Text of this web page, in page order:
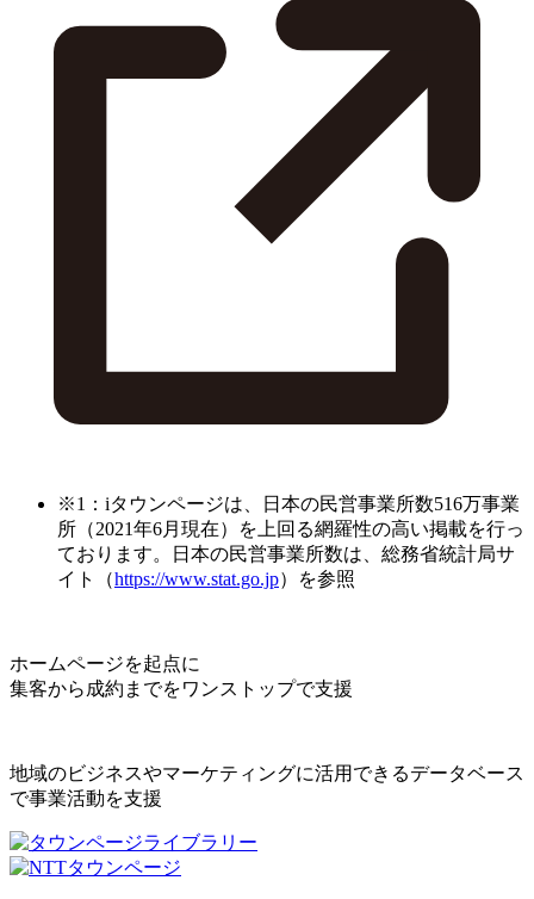
※1：iタウンページは、日本の民営事業所数516万事業
所（2021年6月現在）を上回る網羅性の高い掲載を行っ
ております。日本の民営事業所数は、総務省統計局サ
イト（https://www.stat.go.jp）を参照
ホームページを起点に
集客から成約までをワンストップで支援
地域のビジネスやマーケティングに活用できるデータベース
で事業活動を支援